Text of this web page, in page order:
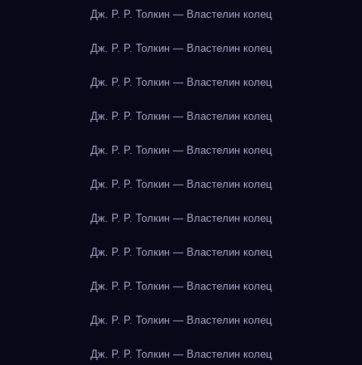
Дж. Р. Р. Толкин — Властелин колец
Дж. Р. Р. Толкин — Властелин колец
Дж. Р. Р. Толкин — Властелин колец
Дж. Р. Р. Толкин — Властелин колец
Дж. Р. Р. Толкин — Властелин колец
Дж. Р. Р. Толкин — Властелин колец
Дж. Р. Р. Толкин — Властелин колец
Дж. Р. Р. Толкин — Властелин колец
Дж. Р. Р. Толкин — Властелин колец
Дж. Р. Р. Толкин — Властелин колец
Дж. Р. Р. Толкин — Властелин колец